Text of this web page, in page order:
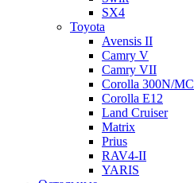
SX4
Toyota
Avensis II
Camry V
Camry VII
Corolla 300N/MC
Corolla E12
Land Cruiser
Matrix
Prius
RAV4-II
YARIS